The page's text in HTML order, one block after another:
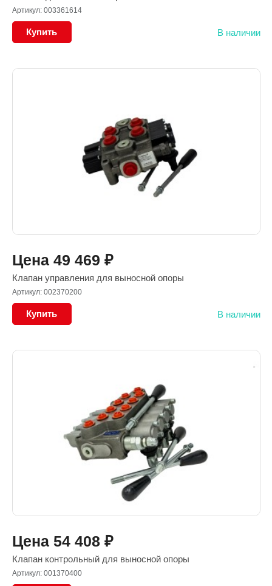
Артикул: 003361614
Купить В наличии
Цена 49 469 ₽
Клапан управления для выносной опоры
Артикул: 002370200
Купить В наличии
Цена 54 408 ₽
Клапан контрольный для выносной опоры
Артикул: 001370400